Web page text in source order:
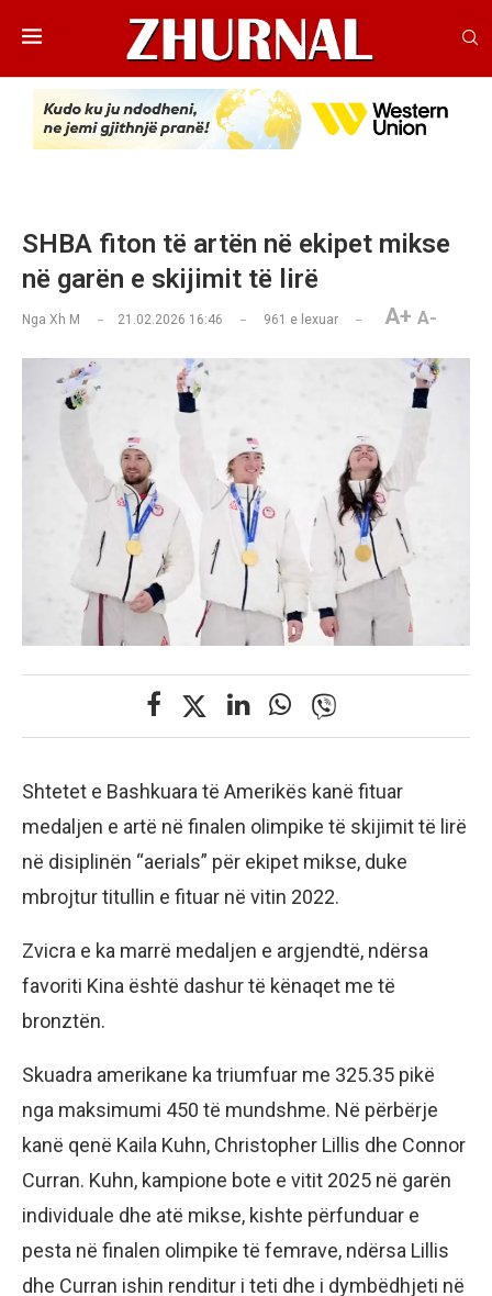
SHBA fiton të artën në ekipet mikse
në garën e skijimit të lirë
Nga Xh M 21.02.2026 16:46 961 e lexuar A+ A-
Shtetet e Bashkuara të Amerikës kanë fituar
medaljen e artë në finalen olimpike të skijimit të lirë
në disiplinën “aerials” për ekipet mikse, duke
mbrojtur titullin e fituar në vitin 2022.
Zvicra e ka marrë medaljen e argjendtë, ndërsa
favoriti Kina është dashur të kënaqet me të
bronztën.
Skuadra amerikane ka triumfuar me 325.35 pikë
nga maksimumi 450 të mundshme. Në përbërje
kanë qenë Kaila Kuhn, Christopher Lillis dhe Connor
Curran. Kuhn, kampione bote e vitit 2025 në garën
individuale dhe atë mikse, kishte përfunduar e
pesta në finalen olimpike të femrave, ndërsa Lillis
dhe Curran ishin renditur i teti dhe i dymbëdhjeti në